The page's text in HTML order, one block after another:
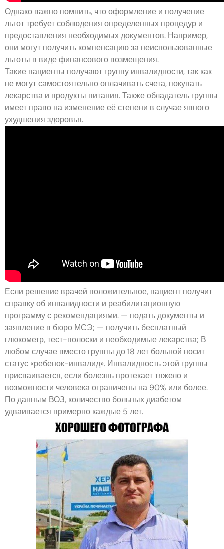
Однако важно помнить, что оформление и получение
льгот требует соблюдения определенных процедур и
предоставления необходимых документов. Например,
они могут получить компенсацию за неиспользованные
льготы в виде финансового возмещения.
Такие пациенты получают группу инвалидности, так как
не могут самостоятельно оплачивать счета, покупать
лекарства и продукты питания. Также обладатель группы
имеет право на изменение её степени в случае явного
ухудшения здоровья.
Если решение врачей положительное, пациент получит
справку об инвалидности и реабилитационную
программу с рекомендациями. — подать документы и
заявление в бюро МСЭ; — получить бесплатный
глюкометр, тест-полоски и необходимые лекарства; В
любом случае вместо группы до 18 лет больной носит
статус «ребенок-инвалид». Инвалидность этой группы
присваивается, если болезнь протекает тяжело и
возможности человека ограничены на 90% или более.
По данным ВОЗ, количество больных диабетом
удваивается примерно каждые 5 лет.